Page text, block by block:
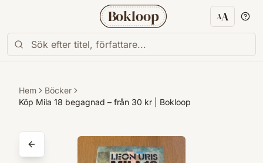
Bokloop AA
Hem
Böcker
Köp Mila 18 begagnad – från 30 kr | Bokloop